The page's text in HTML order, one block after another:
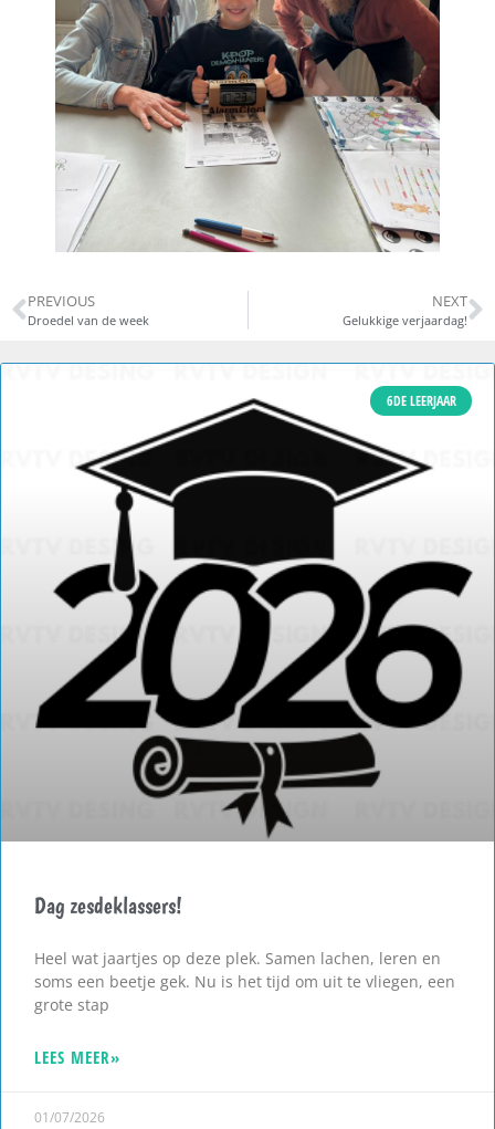
PREVIOUS
Droedel van de week
NEXT
Gelukkige verjaardag!
6DE LEERJAAR
Dag zesdeklassers!
Heel wat jaartjes op deze plek. Samen lachen, leren en
soms een beetje gek. Nu is het tijd om uit te vliegen, een
grote stap
LEES MEER»
01/07/2026